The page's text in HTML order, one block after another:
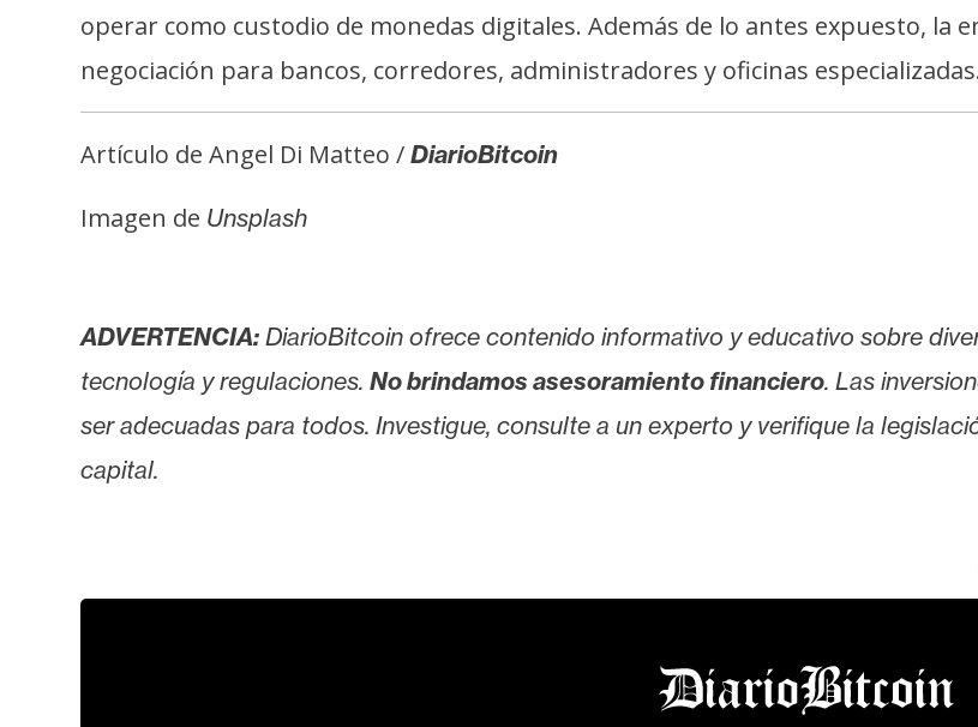
operar como custodio de monedas digitales. Además de lo antes expuesto, la
negociación para bancos, corredores, administradores y oficinas
Artículo de Angel Di Matteo / DiarioBitcoin
Imagen de Unsplash
ADVERTENCIA: DiarioBitcoin ofrece contenido informativo y educativo sobre
tecnología y regulaciones. No brindamos asesoramiento financiero. Las
ser adecuadas para todos. Investigue, consulte a un experto y verifique la
capital.